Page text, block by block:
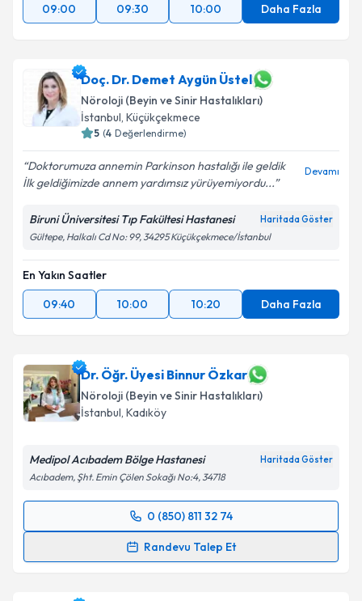
09:00 09:30 10:00 Daha Fazla
Doç. Dr. Demet Aygün Üstel
Nöroloji (Beyin ve Sinir Hastalıkları)
İstanbul, Küçükçekmece
5 (4 Değerlendirme)
Doktorumuza annemin Parkinson hastalığı ile geldik
İlk geldiğimizde annem yardımsız yürüyemiyordu...
Devamı
Biruni Üniversitesi Tıp Fakültesi Hastanesi Haritada Göster
Gültepe, Halkalı Cd No: 99, 34295 Küçükçekmece/İstanbul
En Yakın Saatler
09:40
10:00 10:20 Daha Fazla
Dr. Öğr. Üyesi Binnur Özkar
Nöroloji (Beyin ve Sinir Hastalıkları)
İstanbul, Kadıköy
Medipol Acıbadem Bölge Hastanesi Haritada Göster
Acıbadem, Şht. Emin Çölen Sokağı No:4, 34718
0 (850) 811 32 74
Randevu Talep Et
Randevu Takvimi Talebi